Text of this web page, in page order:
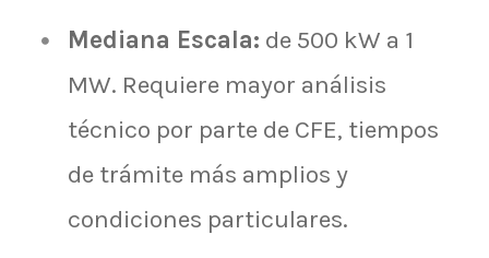
Mediana Escala: de 500 kW a 1
MW. Requiere mayor análisis
técnico por parte de CFE, tiempos
de trámite más amplios y
condiciones particulares.